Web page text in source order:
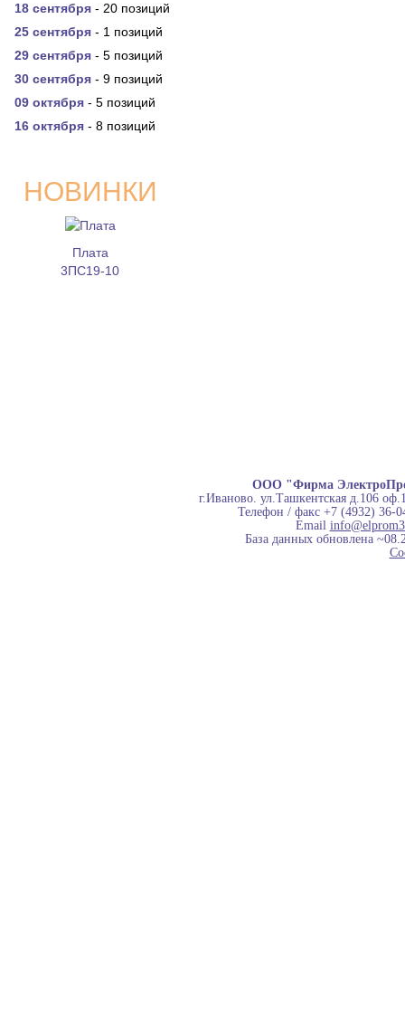
18 сентября - 20 позиций
25 сентября - 1 позиций
29 сентября - 5 позиций
30 сентября - 9 позиций
09 октября - 5 позиций
16 октября - 8 позиций
НОВИНКИ
Плата
3ПС19-10
ООО "Фирма
г.Иваново. ул.Ташкентская д.106
Телефон / факс +7 (4932) 36-
Email
База данных обновлена